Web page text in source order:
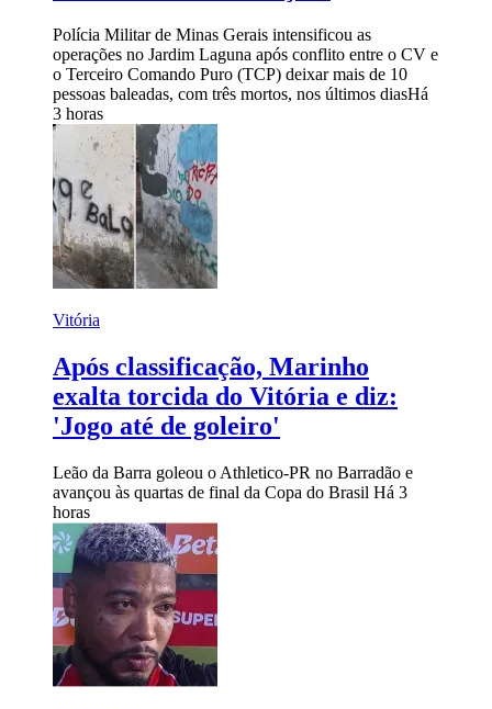
Polícia Militar de Minas Gerais intensificou as
operações no Jardim Laguna após conflito entre o CV e
o Terceiro Comando Puro (TCP) deixar mais de 10
pessoas baleadas, com três mortos, nos últimos diasHá
3 horas
Vitória
Após classificação, Marinho
exalta torcida do Vitória e diz:
'Jogo até de goleiro'
Leão da Barra goleou o Athletico-PR no Barradão e
avançou às quartas de final da Copa do Brasil Há 3
horas